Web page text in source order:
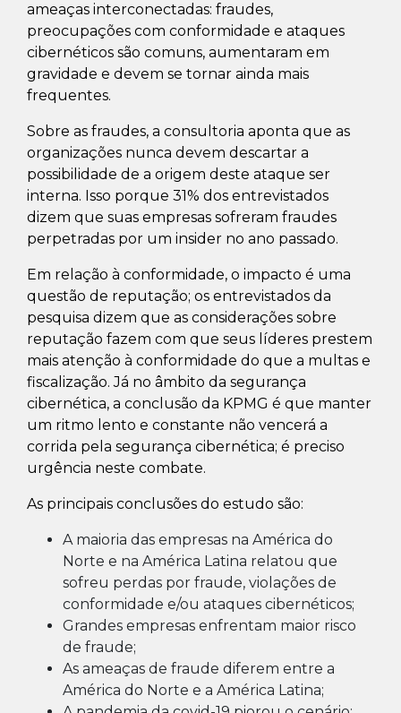
ameaças interconectadas: fraudes,
preocupações com conformidade e ataques
cibernéticos são comuns, aumentaram em
gravidade e devem se tornar ainda mais
frequentes.
Sobre as fraudes, a consultoria aponta que as
organizações nunca devem descartar a
possibilidade de a origem deste ataque ser
interna. Isso porque 31% dos entrevistados
dizem que suas empresas sofreram fraudes
perpetradas por um insider no ano passado.
Em relação à conformidade, o impacto é uma
questão de reputação; os entrevistados da
pesquisa dizem que as considerações sobre
reputação fazem com que seus líderes prestem
mais atenção à conformidade do que a multas e
fiscalização. Já no âmbito da segurança
cibernética, a conclusão da KPMG é que manter
um ritmo lento e constante não vencerá a
corrida pela segurança cibernética; é preciso
urgência neste combate.
As principais conclusões do estudo são:
A maioria das empresas na América do
Norte e na América Latina relatou que
sofreu perdas por fraude, violações de
conformidade e/ou ataques cibernéticos;
Grandes empresas enfrentam maior risco
de fraude;
As ameaças de fraude diferem entre a
América do Norte e a América Latina;